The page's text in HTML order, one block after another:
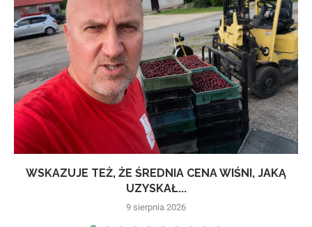
WSKAZUJE TEŻ, ŻE ŚREDNIA CENA WIŚNI, JAKĄ
UZYSKAŁ...
9 sierpnia 2026